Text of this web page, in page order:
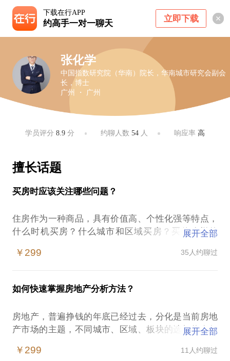
下载在行APP
约高手一对一聊天 立即下载
张化学
中国指数研究院（华南）院长，华南城市研究会副会
长，博士
广州 ・ 广州
学员评分8.9 分 约聊人数 54人 响应率 高
擅长话题
买房时应该关注哪些问题？
住房作为一种商品，具有价值高、个性化强等特点，
什么时机买房？什么城市和区域买房？买什么样的
这些问题都关系着你一生最大的投资是否成功，而房
你值得向专家请教！我主要从以下几个方面解决您的
问题：
求等方面，分析全国哪些主要城市房地产投资潜力比
较大？
从城市规划、重点投资、区域供求、城市规模及城市
展开全部
￥299 35人约聊过
如何快速掌握房地产分析方法？
房地产，普遍挣钱的年底已经过去，分化是当前房地
产市场的主题，不同城市、区域、板块的选择将在很
在这样的情况下，购房者容易遭遇：
展开全部
￥299 11人约聊过